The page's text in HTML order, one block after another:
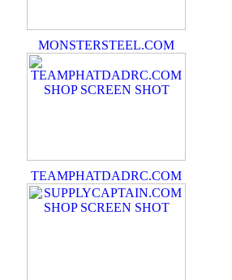
MONSTERSTEEL.COM
TEAMPHATDADRC.COM